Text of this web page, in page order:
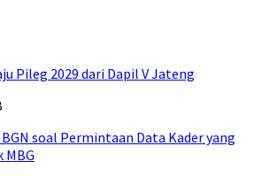
Pileg 2029 dari Dapil V Jateng
soal Permintaan Data Kader yang
MBG